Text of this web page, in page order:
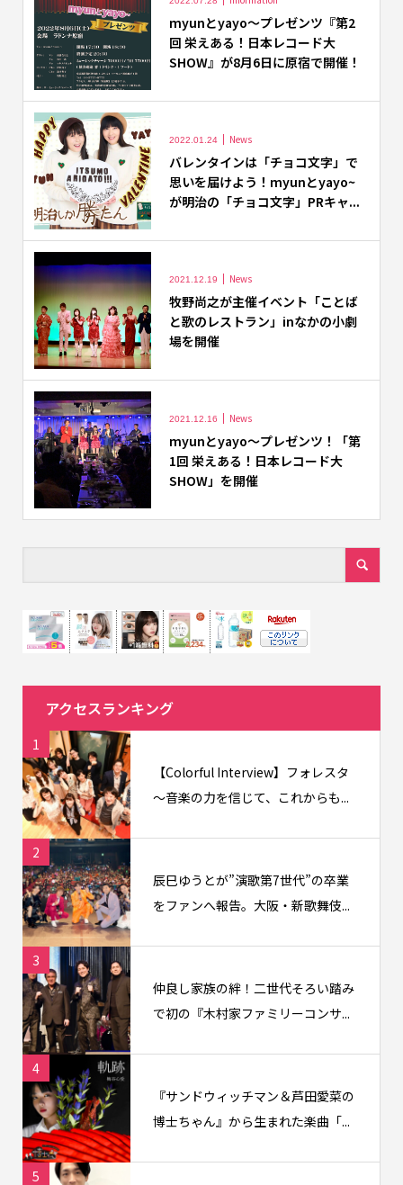
myunとyayo～プレゼンツ『第2
回 栄えある！日本レコード大
SHOW』が8月6日に原宿で開催！
2022.01.24 News
バレンタインは「チョコ文字」で
思いを届けよう！myunとyayo~
が明治の「チョコ文字」PRキャ...
2021.12.19 News
牧野尚之が主催イベント「ことば
と歌のレストラン」inなかの小劇
場を開催
2021.12.16 News
myunとyayo～プレゼンツ！「第
1回 栄えある！日本レコード大
SHOW」を開催
アクセスランキング
1
【Colorful Interview】フォレスタ
〜音楽の力を信じて、これからも...
2
辰巳ゆうとが”演歌第7世代”の卒業
をファンへ報告。大阪・新歌舞伎...
3
仲良し家族の絆！二世代そろい踏み
で初の『木村家ファミリーコンサ...
4
『サンドウィッチマン＆芦田愛菜の
博士ちゃん』から生まれた楽曲「...
5